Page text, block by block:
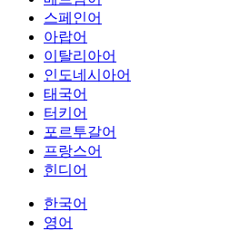
스페인어
아랍어
이탈리아어
인도네시아어
태국어
터키어
포르투갈어
프랑스어
힌디어
한국어
영어